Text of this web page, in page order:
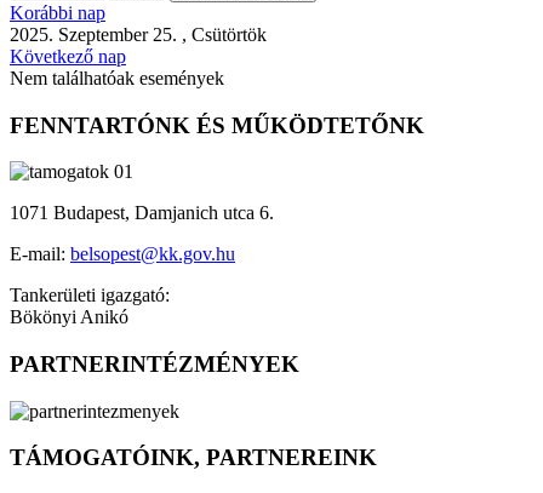
Korábbi nap
2025. Szeptember 25. , Csütörtök
Következő nap
Nem találhatóak események
FENNTARTÓNK ÉS MŰKÖDTETŐNK
1071 Budapest, Damjanich utca 6.
E-mail: belsopest@kk.gov.hu
Tankerületi igazgató:
Bökönyi Anikó
PARTNERINTÉZMÉNYEK
TÁMOGATÓINK, PARTNEREINK